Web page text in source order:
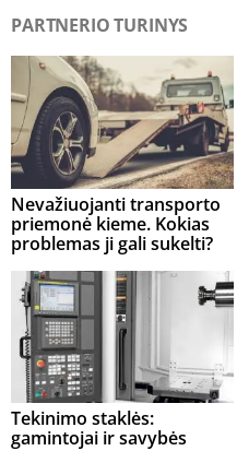
PARTNERIO TURINYS
Nevažiuojanti transporto
priemonė kieme. Kokias
problemas ji gali sukelti?
Tekinimo staklės:
gamintojai ir savybės